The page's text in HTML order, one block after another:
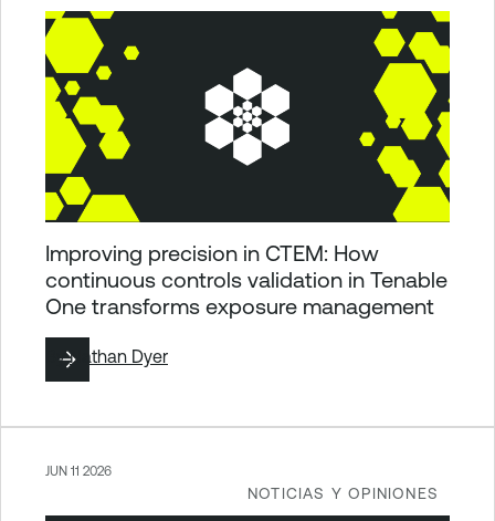
Improving precision in CTEM: How
continuous controls validation in Tenable
One transforms exposure management
ByNathan Dyer
NOTICIAS Y OPINIONES
JUN 11 2026